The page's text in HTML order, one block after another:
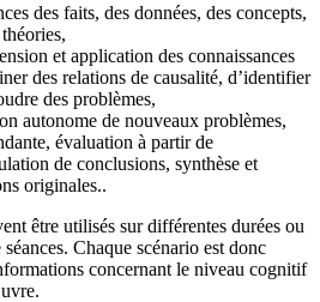
des faits, des données, des concepts,
et application des connaissances
des relations de causalité, d’identifier
des problèmes,
autonome de nouveaux problèmes,
évaluation à partir de
de conclusions, synthèse et
originales..
être utilisés sur différentes durées ou
Chaque scénario est donc
concernant le niveau cognitif